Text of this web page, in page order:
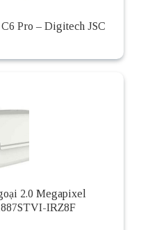
Pro – Digitech JSC
2.0 Megapixel
IRZ8F